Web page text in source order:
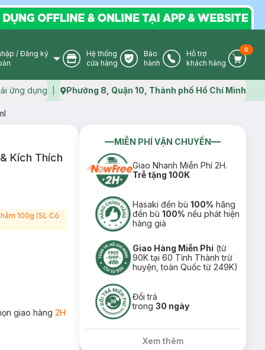
User Icon
/ Đăng ký
Store Icon
Hệ thống
cửa hàng
Warranty Icon
Bảo
hành
Phone Icon
Hỗ trợ
khách hàng
Cart
0
ứng dụng Map icon
Phường 8, Quận 10, Thành phố Hồ Chí Minh
Kích Thích
100g (SL Có
giao hàng 2H
MIỄN PHÍ VẬN CHUYỂN
Giao Nhanh Miễn Phí 2H.
Trễ tặng 100K
Hasaki đền bù100% hãng
đền bù100% nếu phát hiện
hàng giả
Giao Hàng Miễn Phí (từ
90K tại 60 Tỉnh Thành trừ
huyện, toàn Quốc từ 249K)
Đổi trả
trong30 ngày
Xem thêm